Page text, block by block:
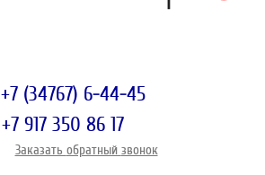
+7 (34767) 6-44-45
+7 917 350 86 17
Заказать обратный звонок